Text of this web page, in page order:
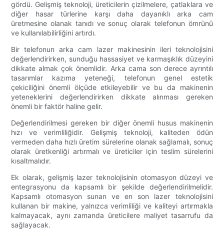
gördü. Gelişmiş teknoloji, üreticilerin çizilmelere, çatlaklara ve
diğer hasar türlerine karşı daha dayanıklı arka cam
üretmesine olanak tanıdı ve sonuç olarak telefonun ömrünü
ve kullanılabilirliğini artırdı.
Bir telefonun arka cam lazer makinesinin ileri teknolojisini
değerlendirirken, sunduğu hassasiyet ve karmaşıklık düzeyini
dikkate almak çok önemlidir. Arka cama son derece ayrıntılı
tasarımlar kazıma yeteneği, telefonun genel estetik
çekiciliğini önemli ölçüde etkileyebilir ve bu da makinenin
yeteneklerini değerlendirirken dikkate alınması gereken
önemli bir faktör haline gelir.
Değerlendirilmesi gereken bir diğer önemli husus makinenin
hızı ve verimliliğidir. Gelişmiş teknoloji, kaliteden ödün
vermeden daha hızlı üretim sürelerine olanak sağlamalı, sonuç
olarak üretkenliği artırmalı ve üreticiler için teslim sürelerini
kısaltmalıdır.
Ek olarak, gelişmiş lazer teknolojisinin otomasyon düzeyi ve
entegrasyonu da kapsamlı bir şekilde değerlendirilmelidir.
Kapsamlı otomasyon sunan ve en son lazer teknolojisini
kullanan bir makine, yalnızca verimliliği ve kaliteyi artırmakla
kalmayacak, aynı zamanda üreticilere maliyet tasarrufu da
sağlayacak.